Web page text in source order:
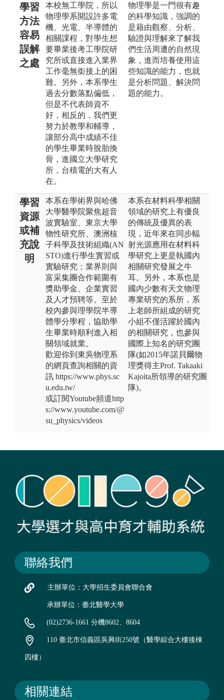
學習
方法
容易
誤解
之處
本校無工學院，所以
物理學系開設許多電
機、光電、半導體的
相關課程，對學生想
要畢業後考工學院研
究所或直接進入業界
工作毫無銜接上的困
難。另外，本系學生
過去分數落點偏低，
但是不代表師資不
好，相反的，我們更
努力於教學和輔導，
讓部分高中成績不佳
的學生畢業時脫胎換
骨，進國立大學研究
所，台積電的大有人
在。
物理學是一門很有趣
的科學知識，強調的
是藉由觀察、分析、
驗證與理解來了解我
們生活周遭的自然現
象，進而培養使用這
些知識的能力，也就
是分析問題、解決問
題的能力。
學習
資源
或補
充說
明
本系在學術界與哈佛
大學醫學院聚焦超音
波實驗室、東京大學
物性研究所、澳洲核
子科學及技術組織(AN
STO)進行學生實習或
實驗研究；業界則與
富采集團合作範圍有
獎助學金、企業實習
及人才預聘等。至於
校內參與理學院半導
體學分學程，協助學
生畢業時順利進入相
關領域就業。
歡迎你到東吳物理系
的網頁查詢相關的資
訊 https://www.phys.sc
u.edu.tw/
或訂閱Youtube頻道http
s://www.youtube.com/@
su_physics/videos
本系在材料科學相關
領域的研究上有優良
的傳統及優異的表
現，近年來在同步輻
射光源應用在材料科
學研究上更是執國內
相關研究發展之牛
耳。另外，本系也是
國內少數有天文物理
專業研究的系所，系
上老師所組成的研究
小組不僅活躍於國內
的相關研究，也參與
國際上知名的研究團
隊(如2015年諾貝爾物
理獎得主Prof. Takaaki
Kajoita所領導的研究團
隊)。
聯絡我們
主辦單位：大學招生委員會聯合會
承辦單位：臺北醫學大學
(02)2736-1661 分機8602、8604
110 臺北市信義區吳興街250號（醫學綜合大樓後棟
四樓）
相關連結